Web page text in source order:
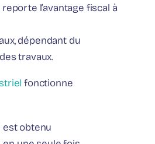
reporte l’avantage fiscal à
dépendant du
travaux.
fonctionne
est obtenu